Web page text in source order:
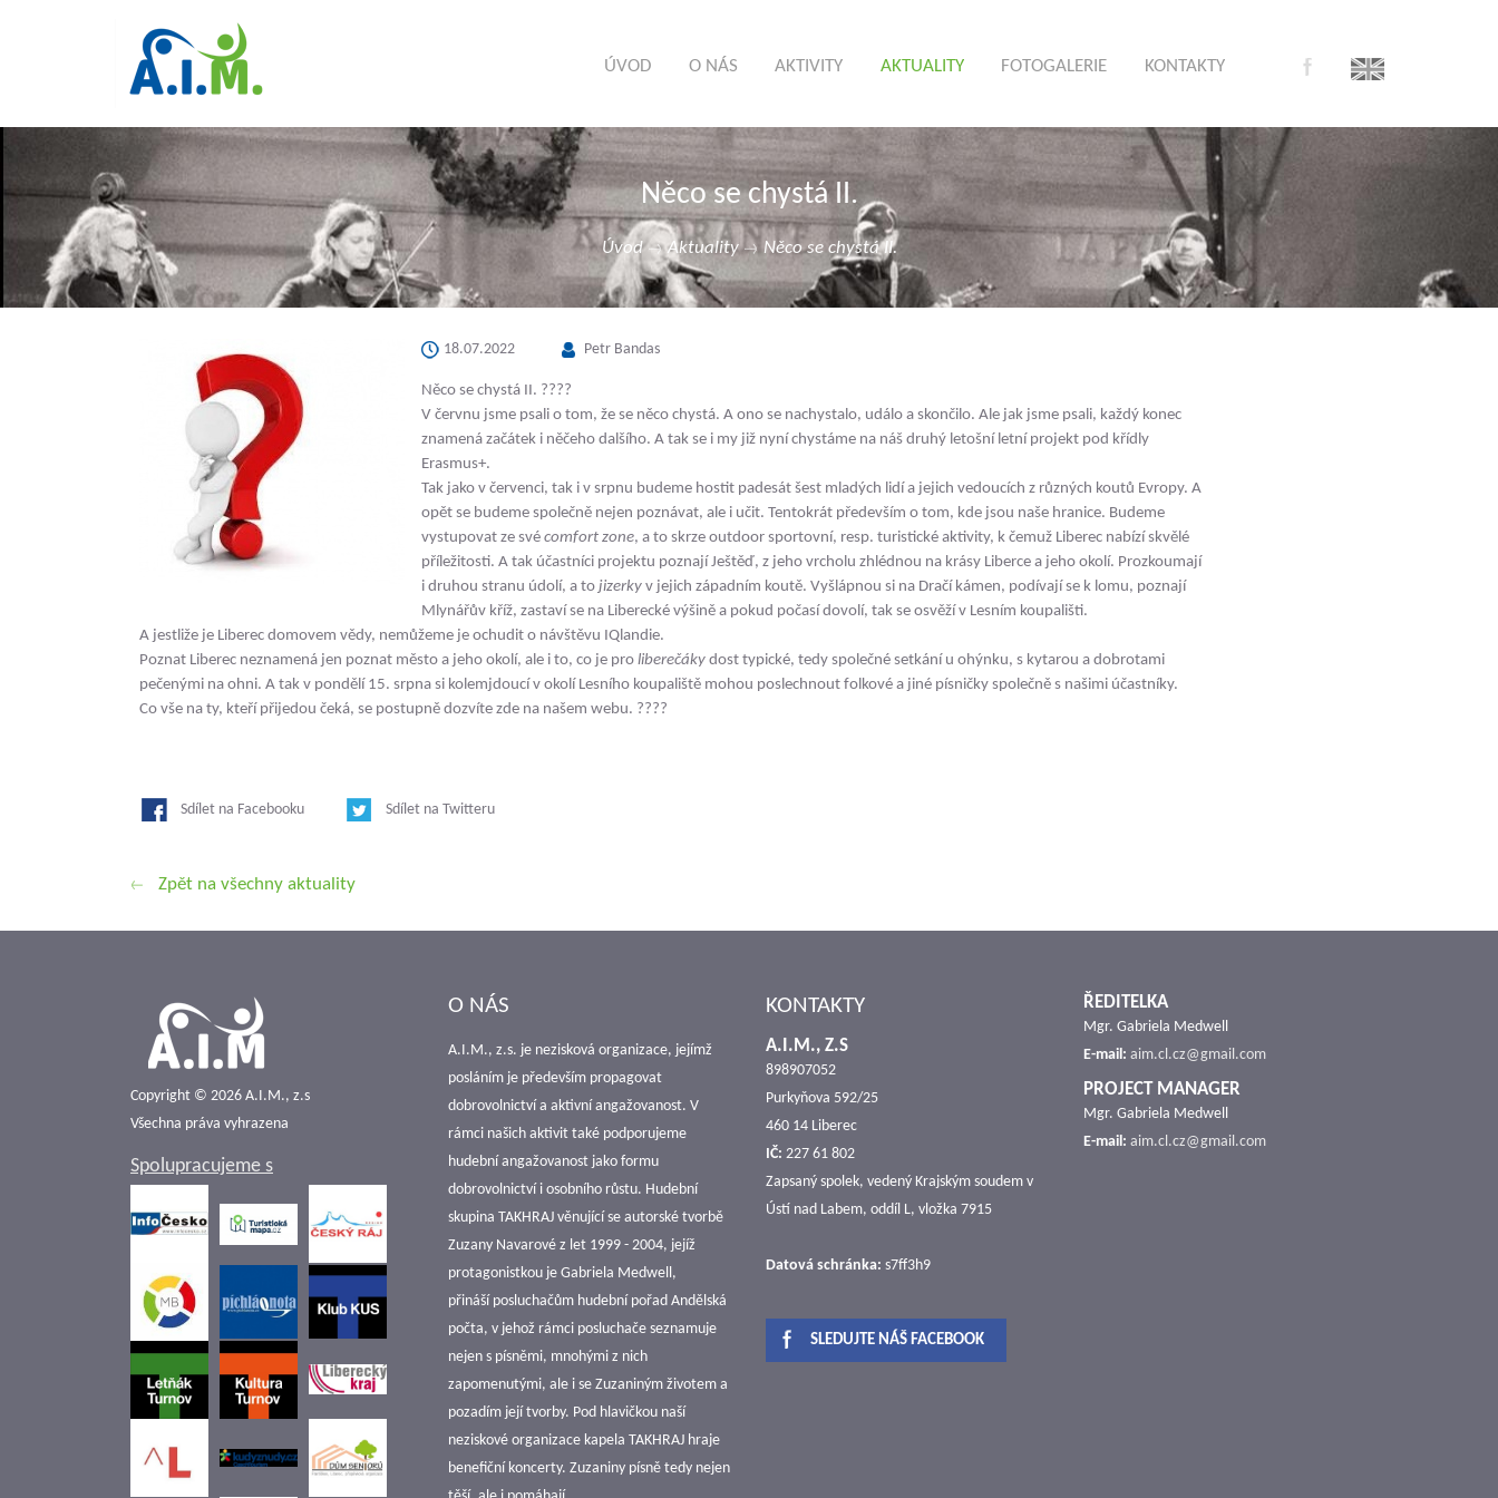
ÚVOD O NÁS AKTIVITY AKTUALITY FOTOGALERIE KONTAKTY
Něco se chystá II.
Úvod Aktuality Něco se chystá II.
18.07.2022 Petr Bandas
Něco se chystá II. ????
V červnu jsme psali o tom, že se něco chystá. A ono se nachystalo, událo a skončilo. Ale jak jsme psali, každý konec
znamená začátek i něčeho dalšího. A tak se i my již nyní chystáme na náš druhý letošní letní projekt pod křídly
Erasmus+.
Tak jako v červenci, tak i v srpnu budeme hostit padesát šest mladých lidí a jejich vedoucích z různých koutů Evropy. A
opět se budeme společně nejen poznávat, ale i učit. Tentokrát především o tom, kde jsou naše hranice. Budeme
vystupovat ze svécomfort zone, a to skrze outdoor sportovní, resp. turistické aktivity, k čemuž Liberec nabízí skvělé
příležitosti. A tak účastníci projektu poznají Ještěď, z jeho vrcholu zhlédnou na krásy Liberce a jeho okolí. Prozkoumají
i druhou stranu údolí, a tojizerkyv jejich západním koutě. Vyšlápnou si na Dračí kámen, podívají se k lomu, poznají
Mlynářův kříž, zastaví se na Liberecké výšině a pokud počasí dovolí, tak se osvěží v Lesním koupališti.
A jestliže je Liberec domovem vědy, nemůžeme je ochudit o návštěvu IQlandie.
Poznat Liberec neznamená jen poznat město a jeho okolí, ale i to, co je proliberečákydost typické, tedy společné setkání u ohýnku, s kytarou a dobrotami
pečenými na ohni. A tak v pondělí 15. srpna si kolemjdoucí v okolí Lesního koupaliště mohou poslechnout folkové a jiné písničky společně s našimi účastníky.
Co vše na ty, kteří přijedou čeká, se postupně dozvíte zde na našem webu. ????
Sdílet na Facebooku Sdílet na Twitteru
Zpět na všechny aktuality
Copyright © 2026 A.I.M., z.s
Všechna práva vyhrazena
Spolupracujeme s
O NÁS
A.I.M., z.s. je nezisková organizace, jejímž
posláním je především propagovat
dobrovolnictví a aktivní angažovanost. V
rámci našich aktivit také podporujeme
hudební angažovanost jako formu
dobrovolnictví i osobního růstu. Hudební
skupina TAKHRAJ věnující se autorské tvorbě
Zuzany Navarové z let 1999 - 2004, jejíž
protagonistkou je Gabriela Medwell,
přináší posluchačům hudební pořad Andělská
počta, v jehož rámci posluchače seznamuje
nejen s písněmi, mnohými z nich
zapomenutými, ale i se Zuzaniným životem a
pozadím její tvorby. Pod hlavičkou naší
neziskové organizace kapela TAKHRAJ hraje
benefiční koncerty. Zuzaniny písně tedy nejen
KONTAKTY
A.I.M., Z.S
898907052
Purkyňova 592/25
460 14 Liberec
IČ: 227 61 802
Zapsaný spolek, vedený Krajským soudem v
Ústí nad Labem, oddíl L, vložka 7915
Datová schránka: s7ff3h9
SLEDUJTE NÁŠ FACEBOOK
ŘEDITELKA
Mgr. Gabriela Medwell
E-mail: aim.cl.cz@gmail.com
PROJECT MANAGER
Mgr. Gabriela Medwell
E-mail: aim.cl.cz@gmail.com